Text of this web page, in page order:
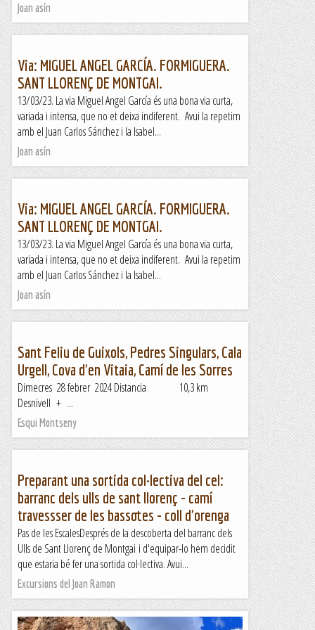
Joan asín
Via: MIGUEL ANGEL GARCÍA. FORMIGUERA.
SANT LLORENÇ DE MONTGAI.
13/03/23. La via Miguel Angel García és una bona via curta,
variada i intensa, que no et deixa indiferent. Avui la repetim
amb el Juan Carlos Sánchez i la Isabel...
Joan asín
Via: MIGUEL ANGEL GARCÍA. FORMIGUERA.
SANT LLORENÇ DE MONTGAI.
13/03/23. La via Miguel Angel García és una bona via curta,
variada i intensa, que no et deixa indiferent. Avui la repetim
amb el Juan Carlos Sánchez i la Isabel...
Joan asín
Sant Feliu de Guixols, Pedres Singulars, Cala
Urgell, Cova d'en Vitaia, Camí de les Sorres
Dimecres 28 febrer 2024 Distancia 10,3 km
Desnivell + ...
Esqui Montseny
Preparant una sortida col·lectiva del cel:
barranc dels ulls de sant llorenç - camí
travessser de les bassotes - coll d'orenga
Pas de les EscalesDesprés de la descoberta del barranc dels
Ulls de Sant Llorenç de Montgai i d'equipar-lo hem decidit
que estaria bé fer una sortida col·lectiva. Avui...
Excursions del Joan Ramon